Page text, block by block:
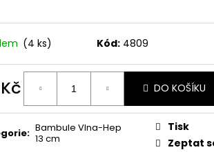
(4 ks) Kód: 4809
DO KOŠÍKU
: Bambule Vlna-Hep
13 cm
Tisk
Zeptat